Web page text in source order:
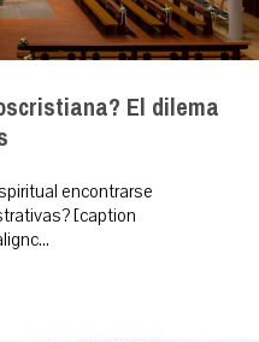
El dilema
encontrarse
[caption